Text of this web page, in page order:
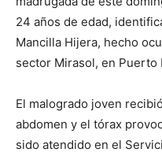
24 años de edad,
Mancilla Hijera, hecho
sector Mirasol, en Puerto
El malogrado joven
abdomen y el tórax
sido atendido en el